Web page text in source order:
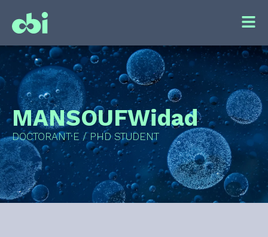
MANSOUFWidad
DOCTORANT·E / PHD STUDENT